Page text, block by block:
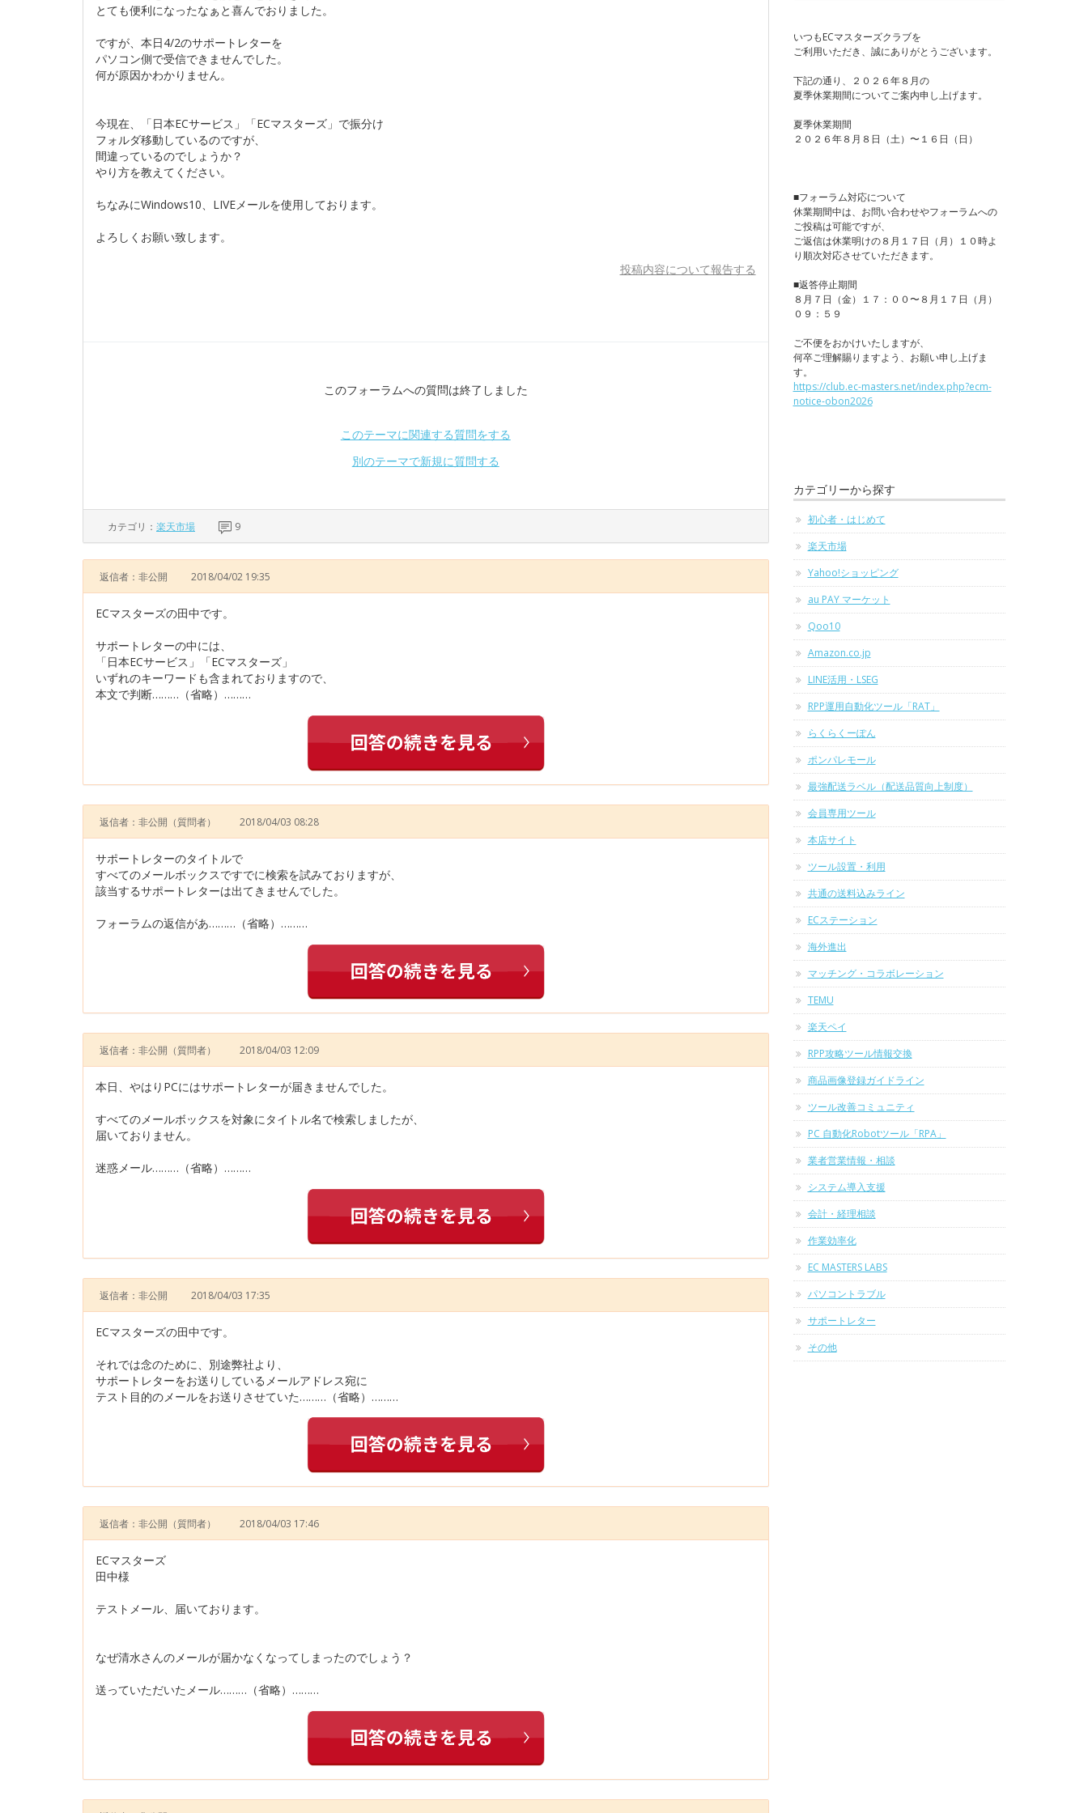
とても便利になったなぁと喜んでおりました。
ですが、本日4/2のサポートレターを
パソコン側で受信できませんでした。
何が原因かわかりません。
今現在、「日本ECサービス」「ECマスターズ」で振分け
フォルダ移動しているのですが、
間違っているのでしょうか？
やり方を教えてください。
ちなみにWindows10、LIVEメールを使用しております。
よろしくお願い致します。
投稿内容について報告する
このフォーラムへの質問は終了しました
このテーマに関連する質問をする
別のテーマで新規に質問する
カテゴリ： 楽天市場 9
返信者：非公開 2018/04/02 19:35
ECマスターズの田中です。
サポートレターの中には、
「日本ECサービス」「ECマスターズ」
いずれのキーワードも含まれておりますので、
本文で判断………（省略）………
返信者：非公開 （質問者） 2018/04/03 08:28
サポートレターのタイトルで
すべてのメールボックスですでに検索を試みておりますが、
該当するサポートレターは出てきませんでした。
フォーラムの返信があ………（省略）………
返信者：非公開 （質問者） 2018/04/03 12:09
本日、やはりPCにはサポートレターが届きませんでした。
すべてのメールボックスを対象にタイトル名で検索しましたが、
届いておりません。
迷惑メール………（省略）………
返信者：非公開 2018/04/03 17:35
ECマスターズの田中です。
それでは念のために、別途弊社より、
サポートレターをお送りしているメールアドレス宛に
テスト目的のメールをお送りさせていた………（省略）………
返信者：非公開 （質問者） 2018/04/03 17:46
ECマスターズ
田中様
テストメール、届いております。
なぜ清水さんのメールが届かなくなってしまったのでしょう？
送っていただいたメール………（省略）………
いつもECマスターズクラブを
ご利用いただき、誠にありがとうございます。
下記の通り、２０２６年８月の
夏季休業期間についてご案内申し上げます。
夏季休業期間
２０２６年８月８日（土）〜１６日（日）
■フォーラム対応について
休業期間中は、お問い合わせやフォーラムへの
ご投稿は可能ですが、
ご返信は休業明けの８月１７日（月）１０時よ
り順次対応させていただきます。
■返答停止期間
８月７日（金）１７：００〜８月１７日（月）
０９：５９
ご不便をおかけいたしますが、
何卒ご理解賜りますよう、お願い申し上げま
す。
https://club.ec-masters.net/index.php?ecm-
notice-obon2026
カテゴリーから探す
初心者・はじめて
楽天市場
Yahoo!ショッピング
au PAY マーケット
Qoo10
Amazon.co.jp
LINE活用・LSEG
RPP運用自動化ツール「RAT」
らくらくーぽん
ポンパレモール
最強配送ラベル（配送品質向上制度）
会員専用ツール
本店サイト
ツール設置・利用
共通の送料込みライン
ECステーション
海外進出
マッチング・コラボレーション
TEMU
楽天ペイ
RPP攻略ツール情報交換
商品画像登録ガイドライン
ツール改善コミュニティ
PC 自動化Robotツール「RPA」
業者営業情報・相談
システム導入支援
会計・経理相談
作業効率化
EC MASTERS LABS
パソコントラブル
サポートレター
その他